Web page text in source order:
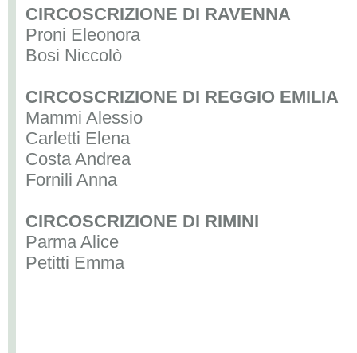
CIRCOSCRIZIONE DI RAVENNA
Proni Eleonora
Bosi Niccolò
CIRCOSCRIZIONE DI REGGIO EMILIA
Mammi Alessio
Carletti Elena
Costa Andrea
Fornili Anna
CIRCOSCRIZIONE DI RIMINI
Parma Alice
Petitti Emma